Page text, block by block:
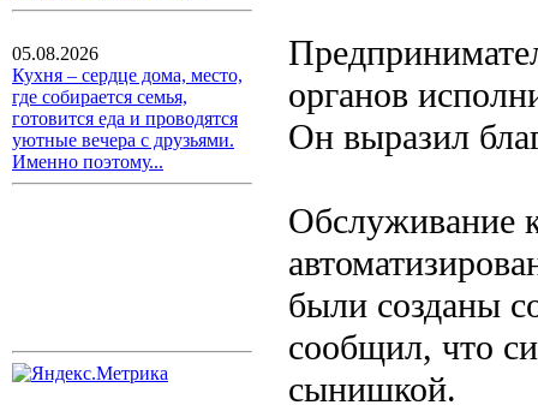
05.08.2026
Кухня – сердце дома, место,
где собирается семья,
готовится еда и проводятся
уютные вечера с друзьями.
Именно поэтому...
органов
Он выразил
Обслуживание
были созданы
сообщил, что
сынишкой.